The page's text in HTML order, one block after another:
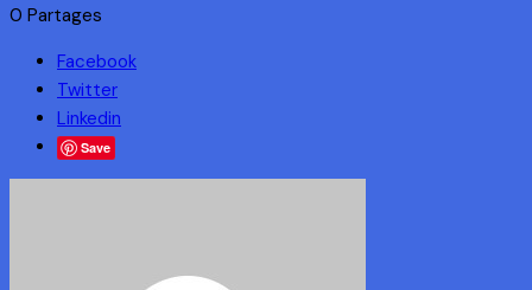
0 Partages
Facebook
Twitter
Linkedin
Save